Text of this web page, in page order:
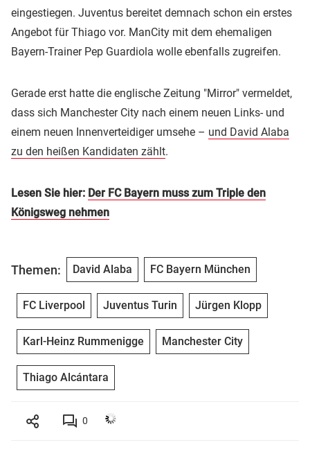
eingestiegen. Juventus bereitet demnach schon ein erstes
Angebot für Thiago vor. ManCity mit dem ehemaligen
Bayern-Trainer Pep Guardiola wolle ebenfalls zugreifen.
Gerade erst hatte die englische Zeitung "Mirror" vermeldet,
dass sich Manchester City nach einem neuen Links- und
einem neuen Innenverteidiger umsehe – und David Alaba
zu den heißen Kandidaten zählt.
Lesen Sie hier: Der FC Bayern muss zum Triple den
Königsweg nehmen
Themen: David Alaba FC Bayern München
FC Liverpool Juventus Turin Jürgen Klopp
Karl-Heinz Rummenigge Manchester City
Thiago Alcántara
0